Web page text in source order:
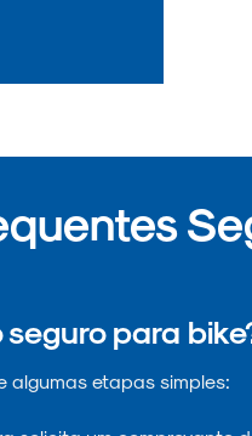
para
algumas etapas simples: